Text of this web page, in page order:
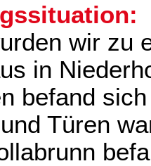
wir zu
in
befand
Türen